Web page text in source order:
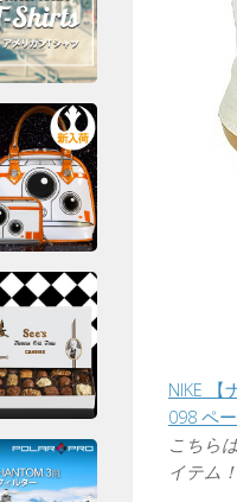
NIKE 【
098 ペ
こちら
イテム